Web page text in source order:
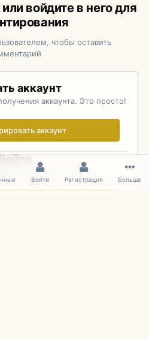
войдите в него для
чтобы оставить
аккаунт
аккаунта. Это просто!
аккаунт
Войдите здесь.
Войти Регистрация Больше